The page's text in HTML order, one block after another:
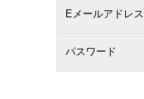
Eメールアドレス
パスワード